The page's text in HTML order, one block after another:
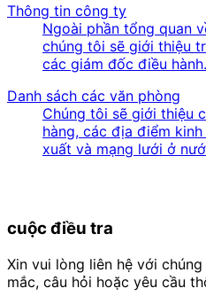
Thông tin công ty
Ngoài phần tổng quan
chúng tôi sẽ giới thiệu
các giám đốc điều hành.
Danh sách các văn phòng
Chúng tôi sẽ giới thiệu
hàng, các địa điểm
xuất và mạng lưới ở
cuộc điều tra
Xin vui lòng liên hệ với
mắc, câu hỏi hoặc yêu cầu